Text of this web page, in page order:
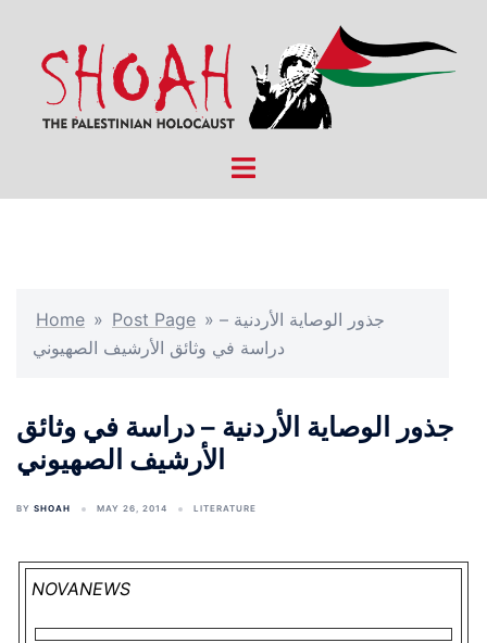
content
Toggle
Home » Post Page » جذور الوصاية الأردنية –
دراسة في وثائق الأرشيف الصهيوني
جذور الوصاية الأردنية – دراسة في وثائق
الأرشيف الصهيوني
BY SHOAH MAY 26, 2014 LITERATURE
NOVANEWS